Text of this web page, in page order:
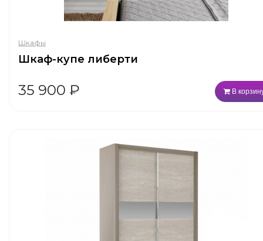
Шкафы
Шкаф-купе либерти
35 900 ₽ В